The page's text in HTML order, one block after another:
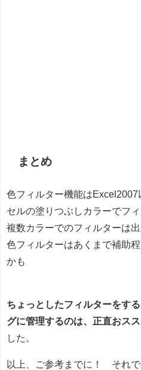
まとめ
色フィルター機能はExcel2007
セルの塗りつぶしカラーでフ
複数カラーでのフィルターは
色フィルターはあくまで補助
かも
ちょっとしたフィルターをす
グに管理するのは、正直おス
した。
以上、ご参考までに！ それで